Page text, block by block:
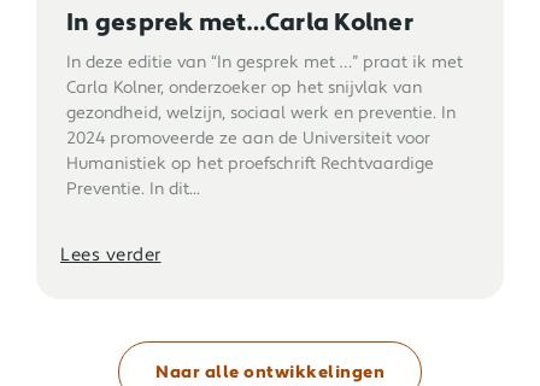
In gesprek met…Carla Kolner
In deze editie van “In gesprek met …” praat ik met
Carla Kolner, onderzoeker op het snijvlak van
gezondheid, welzijn, sociaal werk en preventie. In
2024 promoveerde ze aan de Universiteit voor
Humanistiek op het proefschrift Rechtvaardige
Preventie. In dit...
Lees verder
Naar alle ontwikkelingen